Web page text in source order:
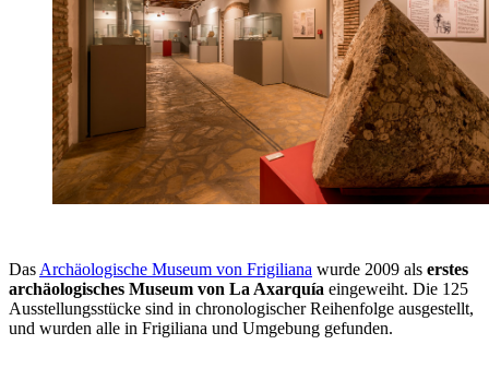
Das Archäologische Museum von Frigiliana wurde 2009 als erstes
archäologisches Museum von La Axarquía eingeweiht. Die 125
Ausstellungsstücke sind in chronologischer Reihenfolge ausgestellt,
und wurden alle in Frigiliana und Umgebung gefunden.